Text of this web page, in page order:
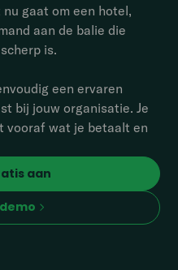
gaat om een hotel,
aan de balie die
is.
een ervaren
bij jouw organisatie. Je
vooraf wat je betaalt en
aan